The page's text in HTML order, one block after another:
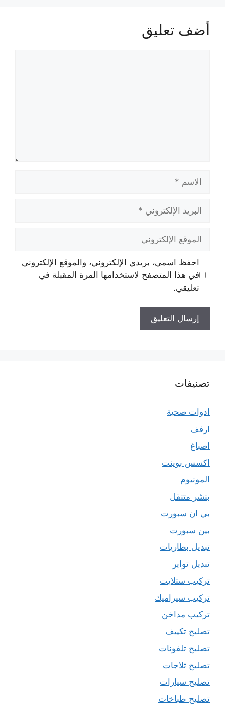
أضف تعليق
الإلكتروني
الإلكتروني
احفظ اسمي، بريدي الإلكتروني، والموقع الإلكتروني
في هذا المتصفح لاستخدامها المرة المقبلة في
تعليقي.
تصنيفات
ادوات صحية
ارفف
اصباغ
اكسس بوينت
المونيوم
بنشر متنقل
بي ان سبورت
بين سبورت
تبديل بطاريات
تبديل تواير
تركيب ستلايت
تركيب سيراميك
تركيب مداخن
تصليح تكييف
تصليح تلفونات
تصليح ثلاجات
تصليح سيارات
تصليح طباخات